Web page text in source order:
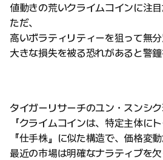
値動きの荒いクライムコインに注目
ただ、
高いボラティリティーを狙って無分
大きな損失を被る恐れがあると警鐘
タイガーリサーチのユン・スンシ
「クライムコインは、特定主体に
『仕手株』に似た構造で、価格変
最近の市場は明確なナラティブを欠